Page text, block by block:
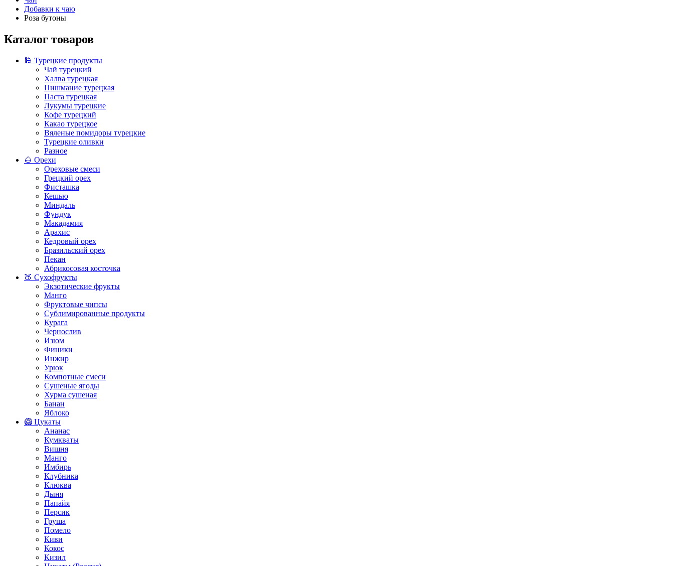
Добавки к чаю
Роза бутоны
Каталог товаров
🕌 Турецкие продукты
Чай турецкий
Халва турецкая
Пишмание турецкая
Паста турецкая
Лукумы турецкие
Кофе турецкий
Какао турецкое
Вяленые помидоры турецкие
Турецкие оливки
Разное
🌰 Орехи
Ореховые смеси
Грецкий орех
Фисташка
Кешью
Миндаль
Фундук
Макадамия
Арахис
Кедровый орех
Бразильский орех
Пекан
Абрикосовая косточка
🍑 Сухофрукты
Экзотические фрукты
Манго
Фруктовые чипсы
Сублимированные продукты
Курага
Чернослив
Изюм
Финики
Инжир
Урюк
Компотные смеси
Сушеные ягоды
Хурма сушеная
Банан
Яблоко
🥝 Цукаты
Ананас
Кумкваты
Вишня
Манго
Имбирь
Клубника
Клюква
Дыня
Папайя
Персик
Груша
Помело
Киви
Кокос
Кизил